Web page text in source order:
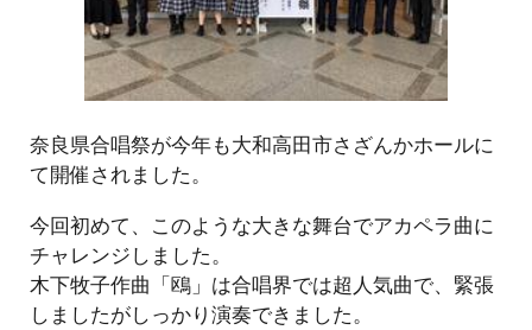
奈良県合唱祭が今年も大和高田市さざんかホールに
て開催されました。
今回初めて、このような大きな舞台でアカペラ曲に
チャレンジしました。
木下牧子作曲「鴎」は合唱界では超人気曲で、緊張
しましたがしっかり演奏できました。